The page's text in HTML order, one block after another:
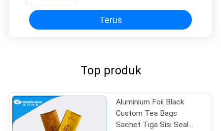
Terus
Top produk
Aluminium Foil Black
Custom Tea Bags
Sachet Tiga Sisi Seal